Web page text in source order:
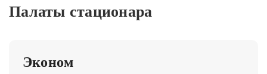
Палаты стационара
Эконом